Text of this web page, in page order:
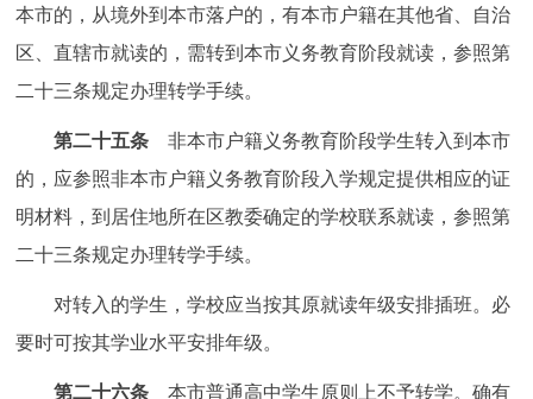
本市的，从境外到本市落户的，有本市户籍在其他省、自治
区、直辖市就读的，需转到本市义务教育阶段就读，参照第
二十三条规定办理转学手续。
第二十五条 非本市户籍义务教育阶段学生转入到本市
的，应参照非本市户籍义务教育阶段入学规定提供相应的证
明材料，到居住地所在区教委确定的学校联系就读，参照第
二十三条规定办理转学手续。
对转入的学生，学校应当按其原就读年级安排插班。必
要时可按其学业水平安排年级。
第二十六条 本市普通高中学生原则上不予转学。确有